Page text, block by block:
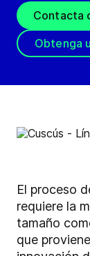
Contacta
Obtenga
El proceso
requiere la
tamaño
que